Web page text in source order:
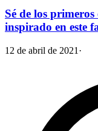
Sé de los
inspirado en este
12 de abril de 2021 ·